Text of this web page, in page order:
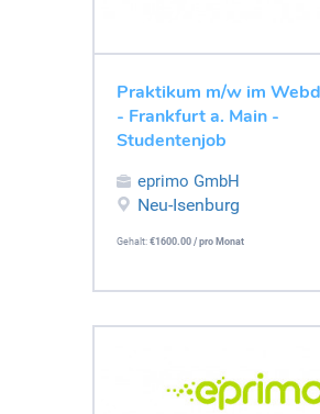
Praktikum m/w im
- Frankfurt a. Main -
Studentenjob
eprimo GmbH
Neu-Isenburg
Gehalt: €1600.00 / pro Monat